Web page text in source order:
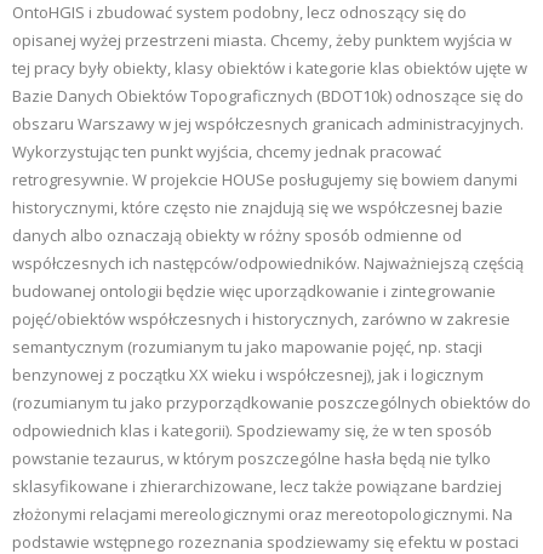
OntoHGIS i zbudować system podobny, lecz odnoszący się do
opisanej wyżej przestrzeni miasta. Chcemy, żeby punktem wyjścia w
tej pracy były obiekty, klasy obiektów i kategorie klas obiektów ujęte w
Bazie Danych Obiektów Topograficznych (BDOT10k) odnoszące się do
obszaru Warszawy w jej współczesnych granicach administracyjnych.
Wykorzystując ten punkt wyjścia, chcemy jednak pracować
retrogresywnie. W projekcie HOUSe posługujemy się bowiem danymi
historycznymi, które często nie znajdują się we współczesnej bazie
danych albo oznaczają obiekty w różny sposób odmienne od
współczesnych ich następców/odpowiedników. Najważniejszą częścią
budowanej ontologii będzie więc uporządkowanie i zintegrowanie
pojęć/obiektów współczesnych i historycznych, zarówno w zakresie
semantycznym (rozumianym tu jako mapowanie pojęć, np. stacji
benzynowej z początku XX wieku i współczesnej), jak i logicznym
(rozumianym tu jako przyporządkowanie poszczególnych obiektów do
odpowiednich klas i kategorii). Spodziewamy się, że w ten sposób
powstanie tezaurus, w którym poszczególne hasła będą nie tylko
sklasyfikowane i zhierarchizowane, lecz także powiązane bardziej
złożonymi relacjami mereologicznymi oraz mereotopologicznymi. Na
podstawie wstępnego rozeznania spodziewamy się efektu w postaci